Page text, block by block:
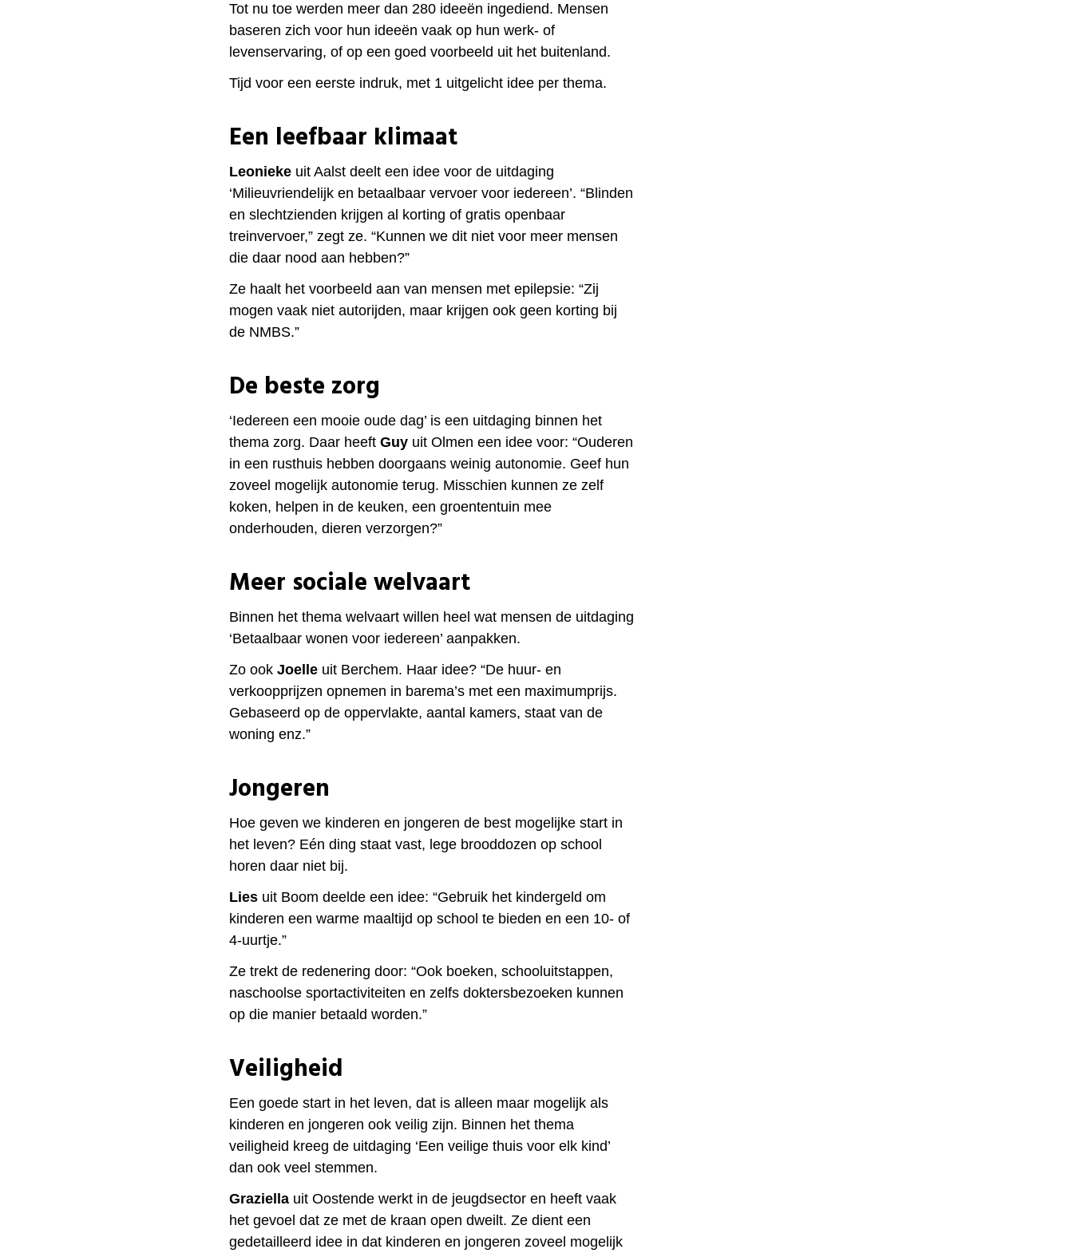
Tot nu toe werden meer dan 280 ideeën ingediend. Mensen
baseren zich voor hun ideeën vaak op hun werk- of
levenservaring, of op een goed voorbeeld uit het buitenland.
Tijd voor een eerste indruk, met 1 uitgelicht idee per thema.
Een leefbaar klimaat
Leonieke uit Aalst deelt een idee voor de uitdaging
‘Milieuvriendelijk en betaalbaar vervoer voor iedereen’. “Blinden
en slechtzienden krijgen al korting of gratis openbaar
treinvervoer,” zegt ze. “Kunnen we dit niet voor meer mensen
die daar nood aan hebben?”
Ze haalt het voorbeeld aan van mensen met epilepsie: “Zij
mogen vaak niet autorijden, maar krijgen ook geen korting bij
de NMBS.”
De beste zorg
‘Iedereen een mooie oude dag’ is een uitdaging binnen het
thema zorg. Daar heeftGuy uit Olmen een idee voor: “Ouderen
in een rusthuis hebben doorgaans weinig autonomie. Geef hun
zoveel mogelijk autonomie terug. Misschien kunnen ze zelf
koken, helpen in de keuken, een groententuin mee
onderhouden, dieren verzorgen?”
Meer sociale welvaart
Binnen het thema welvaart willen heel wat mensen de uitdaging
‘Betaalbaar wonen voor iedereen’ aanpakken.
Zo ookJoelle uit Berchem. Haar idee? “De huur- en
verkoopprijzen opnemen in barema’s met een maximumprijs.
Gebaseerd op de oppervlakte, aantal kamers, staat van de
woning enz.”
Jongeren
Hoe geven we kinderen en jongeren de best mogelijke start in
het leven? Eén ding staat vast, lege brooddozen op school
horen daar niet bij.
Lies uit Boom deelde een idee: “Gebruik het kindergeld om
kinderen een warme maaltijd op school te bieden en een 10- of
4-uurtje.”
Ze trekt de redenering door: “Ook boeken, schooluitstappen,
naschoolse sportactiviteiten en zelfs doktersbezoeken kunnen
op die manier betaald worden.”
Veiligheid
Een goede start in het leven, dat is alleen maar mogelijk als
kinderen en jongeren ook veilig zijn. Binnen het thema
veiligheid kreeg de uitdaging ‘Een veilige thuis voor elk kind’
dan ook veel stemmen.
Graziella uit Oostende werkt in de jeugdsector en heeft vaak
het gevoel dat ze met de kraan open dweilt. Ze dient een
gedetailleerd idee in dat kinderen en jongeren zoveel mogelijk